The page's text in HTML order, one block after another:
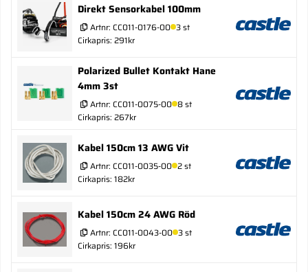
Direkt Sensorkabel 100mm
Artnr: CC011-0176-00 3 st
Cirkapris: 291kr
Polarized Bullet Kontakt Hane
4mm 3st
Artnr: CC011-0075-00 8 st
Cirkapris: 267kr
Kabel 150cm 13 AWG Vit
Artnr: CC011-0035-00 2 st
Cirkapris: 182kr
Kabel 150cm 24 AWG Röd
Artnr: CC011-0043-00 3 st
Cirkapris: 196kr